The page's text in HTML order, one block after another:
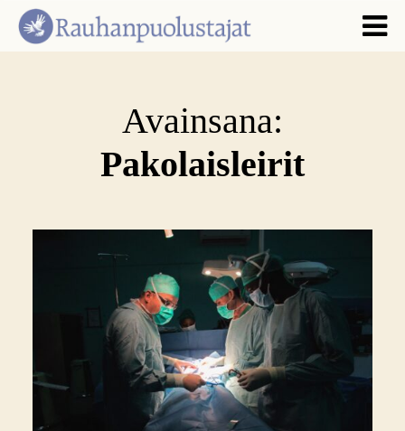
Avainsana:
Pakolaisleirit